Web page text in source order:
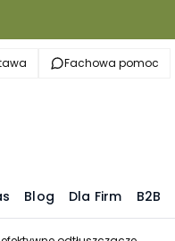
Fachowa pomoc
Blog Dla Firm B2B